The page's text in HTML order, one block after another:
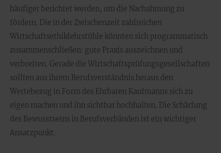
häufiger berichtet werden, um die Nachahmung zu
fördern. Die in der Zwischenzeit zahlreichen
Wirtschaftsethiklehrstühle könnten sich programmatisch
zusammenschließen: gute Praxis auszeichnen und
verbreiten. Gerade die Wirtschaftsprüfungsgesellschaften
sollten aus ihrem Berufsverständnis heraus den
Wertebezug in Form des Ehrbaren Kaufmanns sich zu
eigen machen und ihn sichtbar hochhalten. Die Schärfung
des Bewusstseins in Berufsverbänden ist ein wichtiger
Ansatzpunkt.